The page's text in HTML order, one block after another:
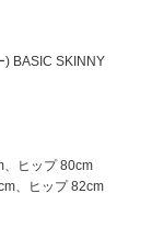
) BASIC SKINNY
、ヒップ 80cm
、ヒップ 82cm